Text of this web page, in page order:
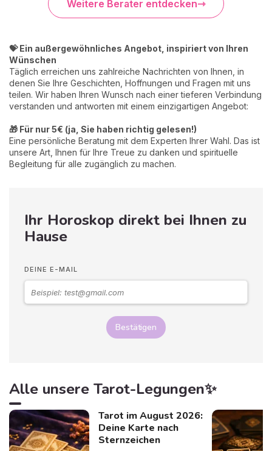
Weitere Berater entdecken
💝 Ein außergewöhnliches Angebot, inspiriert von Ihren
Wünschen
Täglich erreichen uns zahlreiche Nachrichten von Ihnen, in
denen Sie Ihre Geschichten, Hoffnungen und Fragen mit uns
teilen. Wir haben Ihren Wunsch nach einer tieferen Verbindung
verstanden und antworten mit einem einzigartigen Angebot:
🎁 Für nur 5€ (ja, Sie haben richtig gelesen!)
Eine persönliche Beratung mit dem Experten Ihrer Wahl. Das ist
unsere Art, Ihnen für Ihre Treue zu danken und spirituelle
Begleitung für alle zugänglich zu machen.
Ihr Horoskop direkt bei Ihnen zu
Hause
DEINE E-MAIL
Bestätigen
Alle unsere Tarot-Legungen✨
Tarot im August 2026:
Deine Karte nach
Sternzeichen